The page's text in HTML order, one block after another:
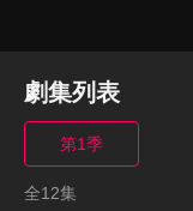
劇集列表
第1季
全12集